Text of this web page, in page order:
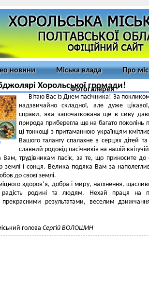
новини Міська влада Про
Фотогалерея
Хорольської громади!
Вітаю Вас із Днем пасічника! За
надзвичайно складної, але дуже
справи, яка започаткована ще в сиву
природа приберегла ще на багато поколінь
ці тонкощі з притаманною українцям
Вашого таланту спалахне в серцях дітей
славний родовід пасічників на нашій
Вам, трудівникам пасік, за те, що приносите до
землі і сонця. Велика подяка Вам за
до своєї землі.
здоров’я, добра і миру, натхнення,
радість родині та людям. Нехай праця на
прекрасними результатами, веселим
голова Сергій ВОЛОШИН